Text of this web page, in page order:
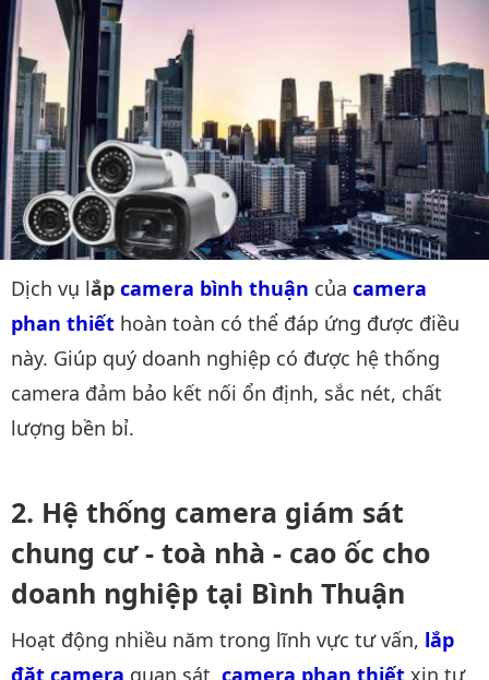
Dịch vụ lắp camera bình thuận của camera
phan thiết hoàn toàn có thể đáp ứng được điều
này. Giúp quý doanh nghiệp có được hệ thống
camera đảm bảo kết nối ổn định, sắc nét, chất
lượng bền bỉ.
Hệ thống camera giám sát
chung cư - toà nhà - cao ốc cho
doanh nghiệp tại Bình Thuận
Hoạt động nhiều năm trong lĩnh vực tư vấn, lắp
đặt camera quan sát, camera phan thiết xin tư